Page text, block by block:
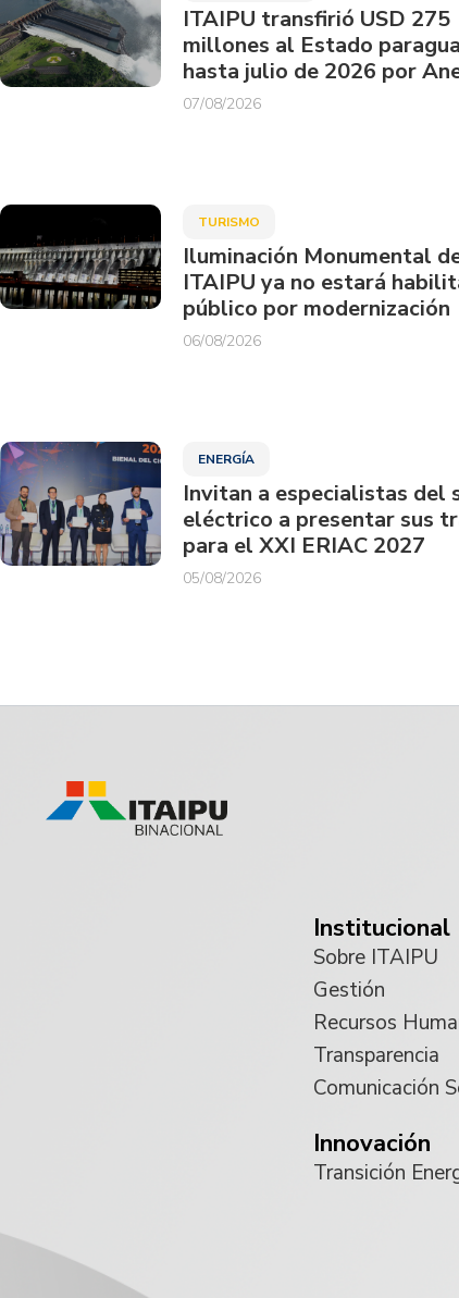
ITAIPU transfirió USD 275
millones al Estado
hasta julio de 2026 por
07/08/2026
TURISMO
Iluminación Monumental
ITAIPU ya no estará
público por modernización
06/08/2026
ENERGÍA
Invitan a especialistas del
eléctrico a presentar sus
para el XXI ERIAC 2027
05/08/2026
Institucional
Sobre ITAIPU
Gestión
Recursos
Transparencia
Comunicación
Innovación
Transición